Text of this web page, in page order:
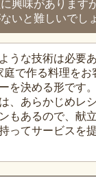
興味があります
いと難しいでし
うな技術は必要
で作る料理をお
を決める形です。
、あらかじめレ
もあるので、献
ってサービスを